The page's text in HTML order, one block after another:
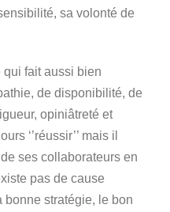
sa volonté de
qui fait aussi bien
de disponibilité, de
opiniâtreté et
‘’réussir’’ mais il
ses collaborateurs en
pas de cause
bonne stratégie, le bon